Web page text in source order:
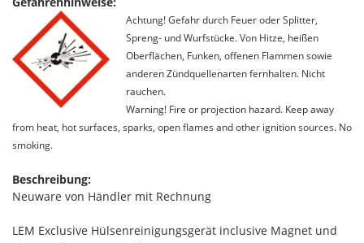
Achtung! Gefahr durch Feuer oder Splitter,
Spreng- und Wurfstücke. Von Hitze, heißen
Oberflächen, Funken, offenen Flammen sowie
anderen Zündquellenarten fernhalten. Nicht
rauchen.
Warning! Fire or projection hazard. Keep away
from heat, hot surfaces, sparks, open flames and other ignition sources. No
smoking.
Beschreibung:
Neuware von Händler mit Rechnung
LEM Exclusive Hülsenreinigungsgerät inclusive Magnet und